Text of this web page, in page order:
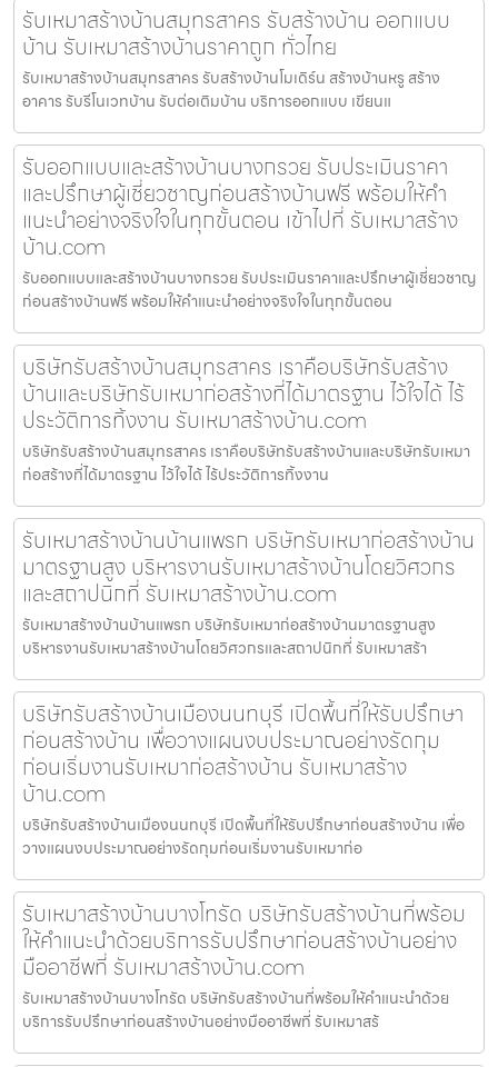
รับเหมาสร้างบ้านสมุทรสาคร รับสร้างบ้าน ออกแบบ
บ้าน รับเหมาสร้างบ้านราคาถูก ทั่วไทย
รับเหมาสร้างบ้านสมุทรสาคร รับสร้างบ้านโมเดิร์น สร้างบ้านหรู สร้าง
อาคาร รับรีโนเวทบ้าน รับต่อเติมบ้าน บริการออกแบบ เขียนแ
รับออกแบบและสร้างบ้านบางกรวย รับประเมินราคา
และปรึกษาผู้เชี่ยวชาญก่อนสร้างบ้านฟรี พร้อมให้คำ
แนะนำอย่างจริงใจในทุกขั้นตอน เข้าไปที่ รับเหมาสร้าง
บ้าน.com
รับออกแบบและสร้างบ้านบางกรวย รับประเมินราคาและปรึกษาผู้เชี่ยวชาญ
ก่อนสร้างบ้านฟรี พร้อมให้คำแนะนำอย่างจริงใจในทุกขั้นตอน
บริษัทรับสร้างบ้านสมุทรสาคร เราคือบริษัทรับสร้าง
บ้านและบริษัทรับเหมาก่อสร้างที่ได้มาตรฐาน ไว้ใจได้ ไร้
ประวัติการทิ้งงาน รับเหมาสร้างบ้าน.com
บริษัทรับสร้างบ้านสมุทรสาคร เราคือบริษัทรับสร้างบ้านและบริษัทรับเหมา
ก่อสร้างที่ได้มาตรฐาน ไว้ใจได้ ไร้ประวัติการทิ้งงาน
รับเหมาสร้างบ้านบ้านแพรก บริษัทรับเหมาก่อสร้างบ้าน
มาตรฐานสูง บริหารงานรับเหมาสร้างบ้านโดยวิศวกร
และสถาปนิกที่ รับเหมาสร้างบ้าน.com
รับเหมาสร้างบ้านบ้านแพรก บริษัทรับเหมาก่อสร้างบ้านมาตรฐานสูง
บริหารงานรับเหมาสร้างบ้านโดยวิศวกรและสถาปนิกที่ รับเหมาสร้า
บริษัทรับสร้างบ้านเมืองนนทบุรี เปิดพื้นที่ให้รับปรึกษา
ก่อนสร้างบ้าน เพื่อวางแผนงบประมาณอย่างรัดกุม
ก่อนเริ่มงานรับเหมาก่อสร้างบ้าน รับเหมาสร้าง
บ้าน.com
บริษัทรับสร้างบ้านเมืองนนทบุรี เปิดพื้นที่ให้รับปรึกษาก่อนสร้างบ้าน เพื่อ
วางแผนงบประมาณอย่างรัดกุมก่อนเริ่มงานรับเหมาก่อ
รับเหมาสร้างบ้านบางโทรัด บริษัทรับสร้างบ้านที่พร้อม
ให้คำแนะนำด้วยบริการรับปรึกษาก่อนสร้างบ้านอย่าง
มืออาชีพที่ รับเหมาสร้างบ้าน.com
รับเหมาสร้างบ้านบางโทรัด บริษัทรับสร้างบ้านที่พร้อมให้คำแนะนำด้วย
บริการรับปรึกษาก่อนสร้างบ้านอย่างมืออาชีพที่ รับเหมาสร้